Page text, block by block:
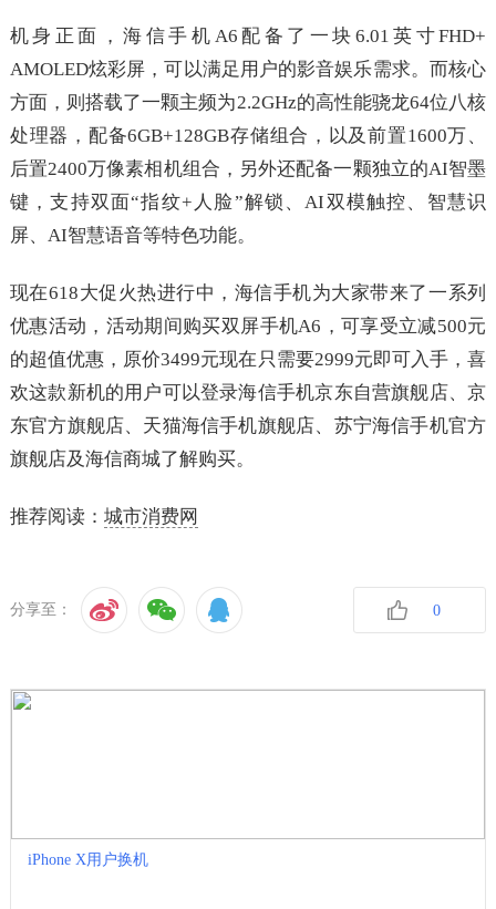
机身正面，海信手机A6配备了一块6.01英寸FHD+
AMOLED炫彩屏，可以满足用户的影音娱乐需求。而核心
方面，则搭载了一颗主频为2.2GHz的高性能骁龙64位八核
处理器，配备6GB+128GB存储组合，以及前置1600万、
后置2400万像素相机组合，另外还配备一颗独立的AI智墨
键，支持双面“指纹+人脸”解锁、AI双模触控、智慧识
屏、AI智慧语音等特色功能。
现在618大促火热进行中，海信手机为大家带来了一系列
优惠活动，活动期间购买双屏手机A6，可享受立减500元
的超值优惠，原价3499元现在只需要2999元即可入手，喜
欢这款新机的用户可以登录海信手机京东自营旗舰店、京
东官方旗舰店、天猫海信手机旗舰店、苏宁海信手机官方
旗舰店及海信商城了解购买。
推荐阅读： 城市消费网
分享至： 0
iPhone X用户换机